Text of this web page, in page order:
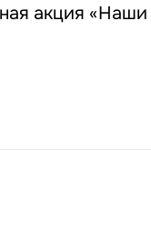
акция «Наши